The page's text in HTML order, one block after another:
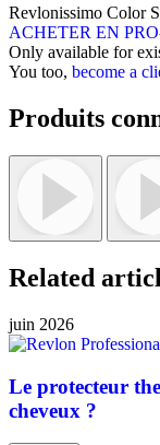
Revlonissimo Color
ACHETER EN
Only available for
You too, become a
Produits
Related
juin 2026
Le protecteur
cheveux ?